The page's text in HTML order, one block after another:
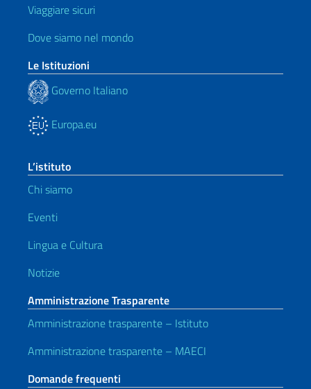
Viaggiare sicuri
Dove siamo nel mondo
Le Istituzioni
Governo Italiano
Europa.eu
L’istituto
Chi siamo
Eventi
Lingua e Cultura
Notizie
Amministrazione Trasparente
Amministrazione trasparente – Istituto
Amministrazione trasparente – MAECI
Domande frequenti